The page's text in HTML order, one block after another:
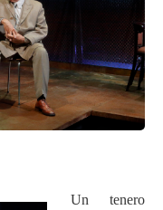
Un tenero